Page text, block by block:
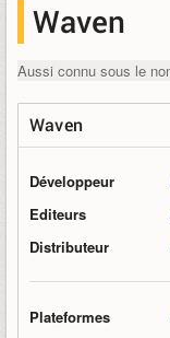
Waven
Aussi connu sous le
Waven
Développeur
Editeurs
Distributeur
Plateformes